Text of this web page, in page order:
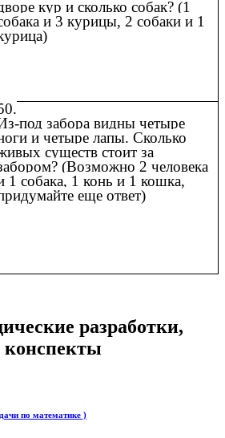
кур и сколько собак? (1
и 3 курицы, 2 собаки и 1
под забора видны четыре
и четыре лапы. Сколько
существ стоит за
(Возможно 2 человека
1 собака, 1 конь и 1 кошка,
еще ответ)
разработки,
конспекты
по математике )